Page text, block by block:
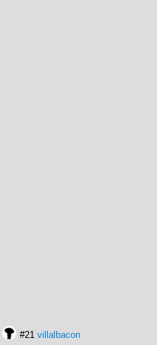
#21 villalbacon